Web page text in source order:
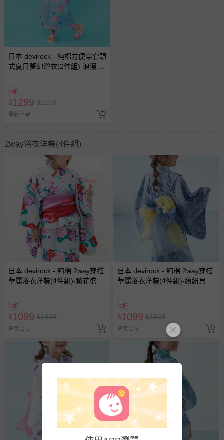
日本 devirock - 純棉方便穿套頭
式夏日夢幻浴衣(2件組)-浪漫玫
6折
$1299 $2159
最新上架
2way浴衣洋裝(4件組)
日本 devirock - 純棉 2way穿搭
華麗浴衣洋裝(4件組)-繁花盛開-
6折
$1099 $1828
已售出 1
日本 devirock - 純棉 2way穿搭
華麗浴衣洋裝(4件組)-繽紛貝殼-
6折
$1099 $1828
已售出 8